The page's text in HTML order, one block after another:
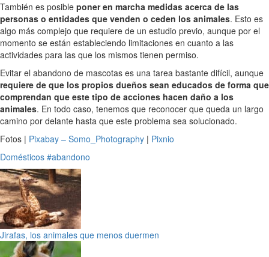
También es posible poner en marcha medidas acerca de las
personas o entidades que venden o ceden los animales. Esto es
algo más complejo que requiere de un estudio previo, aunque por el
momento se están estableciendo limitaciones en cuanto a las
actividades para las que los mismos tienen permiso.
Evitar el abandono de mascotas es una tarea bastante difícil, aunque
requiere de que los propios dueños sean educados de forma que
comprendan que este tipo de acciones hacen daño a los
animales. En todo caso, tenemos que reconocer que queda un largo
camino por delante hasta que este problema sea solucionado.
Fotos | Pixabay – Somo_Photography | Pixnio
Domésticos #abandono
Jirafas, los animales que menos duermen